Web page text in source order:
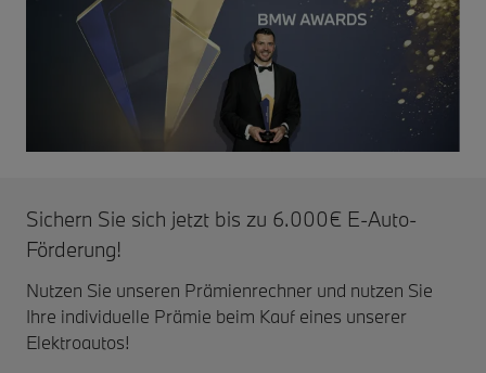
Sichern Sie sich jetzt bis zu 6.000€ E-Auto-
Förderung!
Nutzen Sie unseren Prämienrechner und nutzen Sie
Ihre individuelle Prämie beim Kauf eines unserer
Elektroautos!